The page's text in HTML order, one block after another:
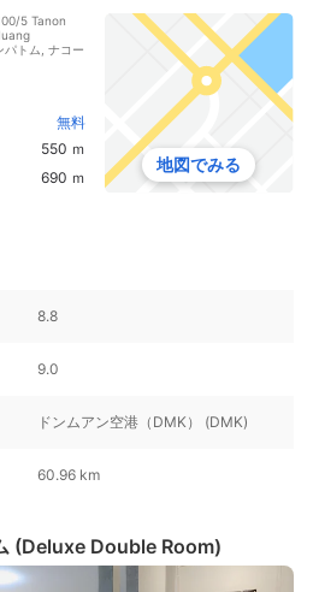
5 Tanon
トム, ナコー
無料
550 ｍ
690 ｍ
地図でみる
8.8
9.0
ドンムアン空港（DMK） (DMK)
60.96 km
(Deluxe Double Room)